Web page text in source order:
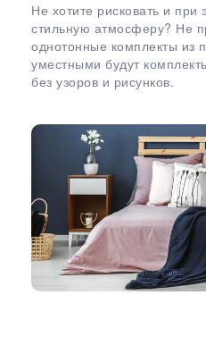
Не хотите рисковать и при
стильную атмосферу? Не
однотонные комплекты из
уместными будут
без узоров и рисунков.